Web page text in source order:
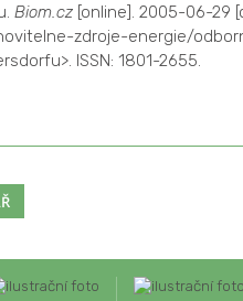
Biom.cz[online]. 2005-06-29
zdroje-energie/
ISSN: 1801-2655.